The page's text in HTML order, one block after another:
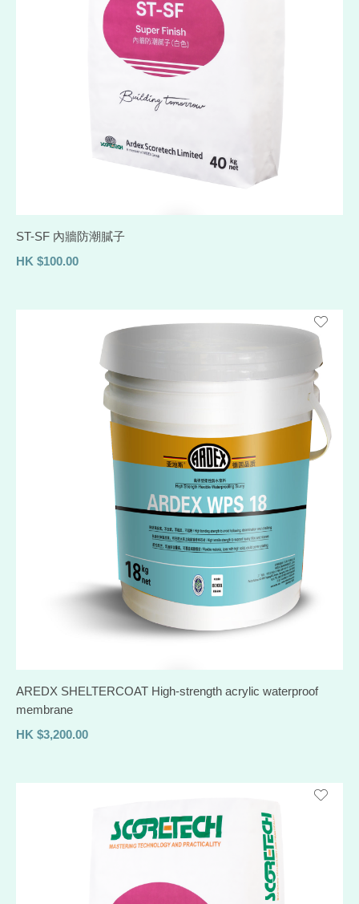
ST-SF 內牆防潮膩子
HK $100.00
AREDX SHELTERCOAT High-strength acrylic waterproof
membrane
HK $3,200.00